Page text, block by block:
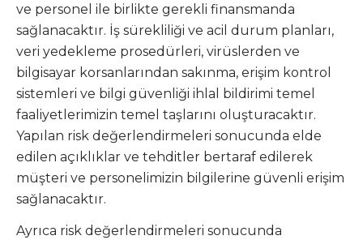
ve personel ile birlikte gerekli finansmanda
sağlanacaktır. İş sürekliliği ve acil durum planları,
veri yedekleme prosedürleri, virüslerden ve
bilgisayar korsanlarından sakınma, erişim kontrol
sistemleri ve bilgi güvenliği ihlal bildirimi temel
faaliyetlerimizin temel taşlarını oluşturacaktır.
Yapılan risk değerlendirmeleri sonucunda elde
edilen açıklıklar ve tehditler bertaraf edilerek
müşteri ve personelimizin bilgilerine güvenli erişim
sağlanacaktır.
Ayrıca risk değerlendirmeleri sonucunda